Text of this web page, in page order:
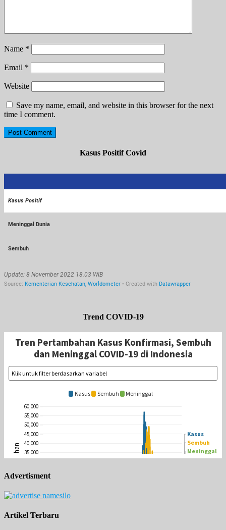
Name *
Email *
Website
Save my name, email, and website in this browser for the next
time I comment.
Kasus Positif Covid
Trend COVID-19
Advertisment
Artikel Terbaru